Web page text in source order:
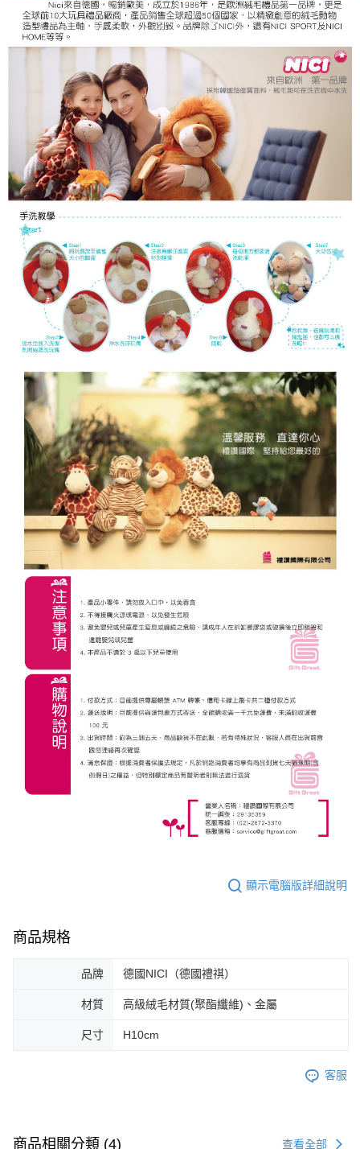
顯示電腦版詳細說明
商品規格
品牌 德國NICI（德國禮祺）
材質 高級絨毛材質(聚酯纖維)、金屬
尺寸 H10cm
客服
商品相關分類 (4) 查看全部